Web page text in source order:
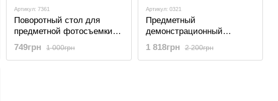
Артикул: 7361
Поворотный стол для
предметной фотосъемки и
демонстрации предметов с
3-мя скоростями OEM TT-
1 000грн
749грн
Артикул: 0321
Предметный
демонстрационный
поворотный столик 19 см
для фото и видеосъемки
2 200грн
1 818грн